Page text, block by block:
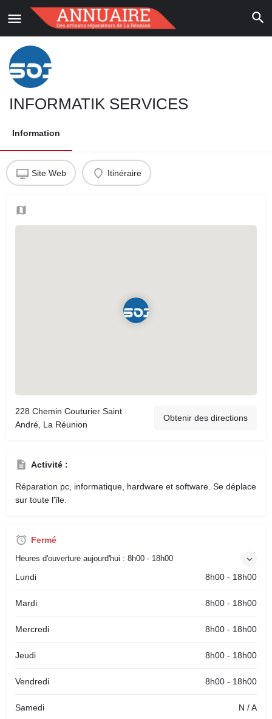
INFORMATIK SERVICES
Information
Site Web Itinéraire
228 Chemin Couturier Saint
André, La Réunion
Obtenir des directions
Activité :
Réparation pc, informatique, hardware et software. Se déplace
sur toute l'île.
Fermé
Heures d'ouverture aujourd'hui : 8h00 - 18h00
Lundi 8h00 - 18h00
Mardi 8h00 - 18h00
Mercredi 8h00 - 18h00
Jeudi 8h00 - 18h00
Vendredi 8h00 - 18h00
Samedi N / A